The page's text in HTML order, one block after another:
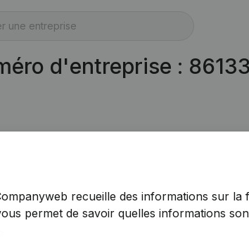
d'entreprise :
recueille des informations sur la
permet de savoir quelles informations